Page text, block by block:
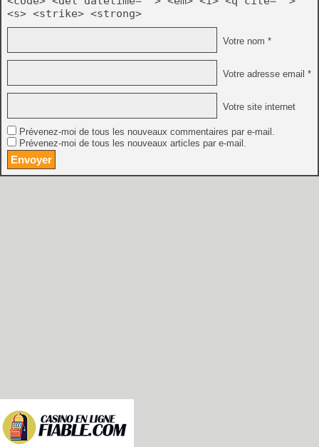
<s> <strike> <strong>
Votre nom *
Votre adresse email *
Votre site internet
Prévenez-moi de tous les nouveaux commentaires par e-mail.
Prévenez-moi de tous les nouveaux articles par e-mail.